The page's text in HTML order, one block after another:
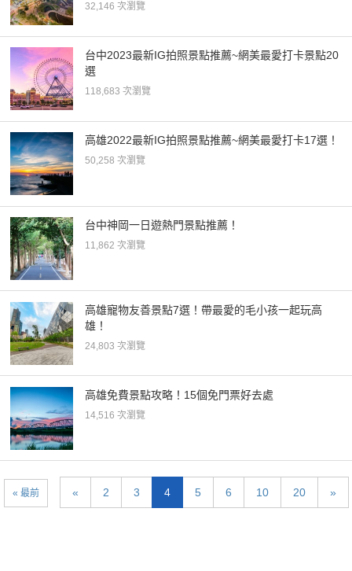
32,146 次瀏覽
台中2023最新IG拍照景點推薦~網美最愛打卡景點20
選
118,683 次瀏覽
高雄2022最新IG拍照景點推薦~網美最愛打卡17選！
50,258 次瀏覽
台中神岡一日遊熱門景點推薦！
11,862 次瀏覽
高雄寵物友善景點7選！帶最愛的毛小孩一起玩高
雄！
24,803 次瀏覽
高雄免費景點攻略！15個免門票好去處
14,516 次瀏覽
« 最前 « 2 3 4 5 6 10 20 »